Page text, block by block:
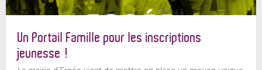
Un Portail Famille pour les inscriptions
jeunesse !